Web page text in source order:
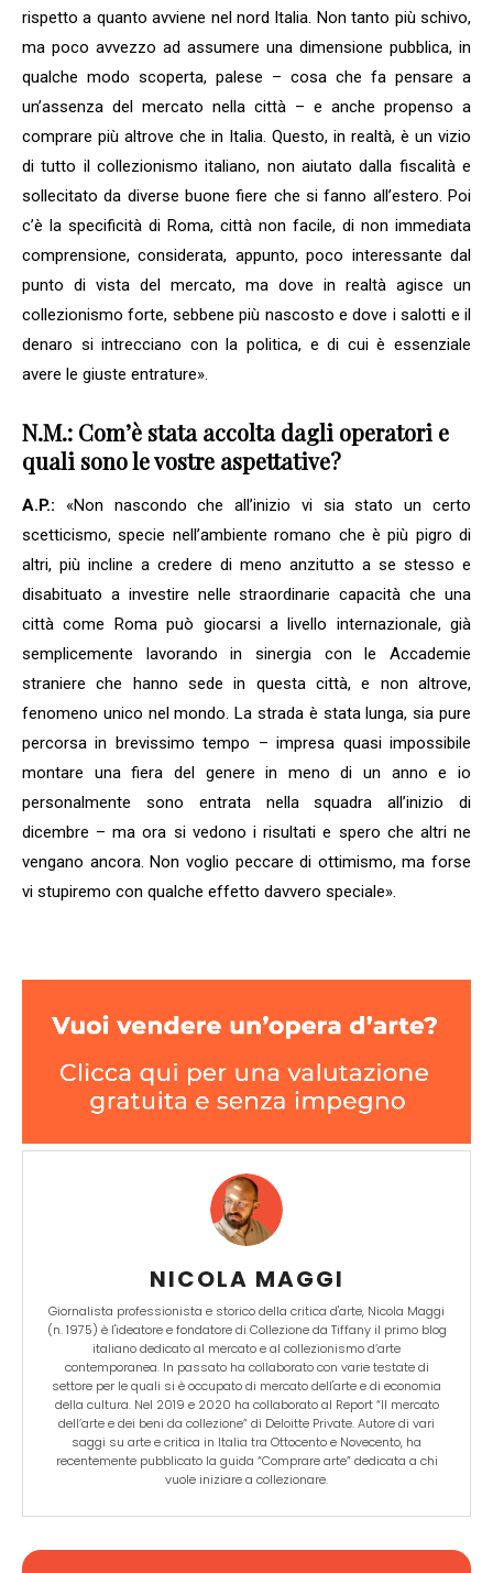
rispetto a quanto avviene nel nord Italia. Non tanto più schivo,
ma poco avvezzo ad assumere una dimensione pubblica, in
qualche modo scoperta, palese – cosa che fa pensare a
un’assenza del mercato nella città – e anche propenso a
comprare più altrove che in Italia. Questo, in realtà, è un vizio
di tutto il collezionismo italiano, non aiutato dalla fiscalità e
sollecitato da diverse buone fiere che si fanno all’estero. Poi
c’è la specificità di Roma, città non facile, di non immediata
comprensione, considerata, appunto, poco interessante dal
punto di vista del mercato, ma dove in realtà agisce un
collezionismo forte, sebbene più nascosto e dove i salotti e il
denaro si intrecciano con la politica, e di cui è essenziale
avere le giuste entrature».
N.M.: Com’è stata accolta dagli operatori e
quali sono le vostre aspettative?
A.P.: «Non nascondo che all’inizio vi sia stato un certo
scetticismo, specie nell’ambiente romano che è più pigro di
altri, più incline a credere di meno anzitutto a se stesso e
disabituato a investire nelle straordinarie capacità che una
città come Roma può giocarsi a livello internazionale, già
semplicemente lavorando in sinergia con le Accademie
straniere che hanno sede in questa città, e non altrove,
fenomeno unico nel mondo. La strada è stata lunga, sia pure
percorsa in brevissimo tempo – impresa quasi impossibile
montare una fiera del genere in meno di un anno e io
personalmente sono entrata nella squadra all’inizio di
dicembre – ma ora si vedono i risultati e spero che altri ne
vengano ancora. Non voglio peccare di ottimismo, ma forse
vi stupiremo con qualche effetto davvero speciale».
NICOLA MAGGI
Giornalista professionista e storico della critica d'arte, Nicola Maggi
(n. 1975) è l'ideatore e fondatore di Collezione da Tiffany il primo blog
italiano dedicato al mercato e al collezionismo d’arte
contemporanea. In passato ha collaborato con varie testate di
settore per le quali si è occupato di mercato dell'arte e di economia
della cultura. Nel 2019 e 2020 ha collaborato al Report “Il mercato
dell’arte e dei beni da collezione” di Deloitte Private. Autore di vari
saggi su arte e critica in Italia tra Ottocento e Novecento, ha
recentemente pubblicato la guida “Comprare arte” dedicata a chi
vuole iniziare a collezionare.